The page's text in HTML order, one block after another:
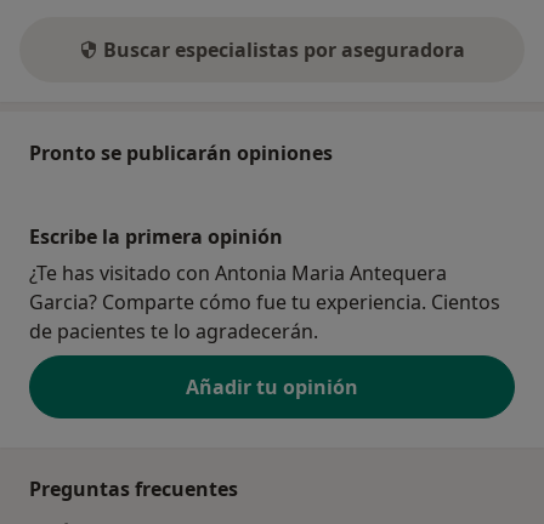
Buscar especialistas por aseguradora
Pronto se publicarán opiniones
Escribe la primera opinión
¿Te has visitado con Antonia Maria Antequera
Garcia? Comparte cómo fue tu experiencia. Cientos
de pacientes te lo agradecerán.
Añadir tu opinión
Preguntas frecuentes